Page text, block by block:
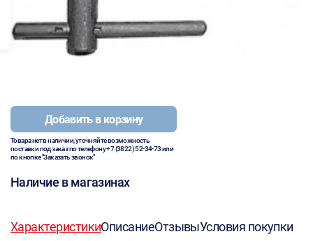
Добавить в корзину
Товара нет в наличии, уточняйте возможность
поставки под заказ по телефону+7 (3822) 52-34-73или
по кнопке "Заказать звонок"
Наличие в магазинах
ХарактеристикиОписаниеОтзывыУсловия покупки